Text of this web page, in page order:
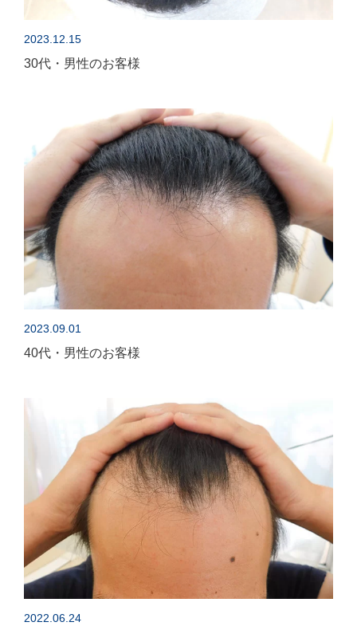
2023.12.15
30代・男性のお客様
2023.09.01
40代・男性のお客様
2022.06.24